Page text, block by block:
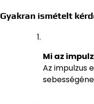
Gyakran ismételt
Mi az
Az impulzus